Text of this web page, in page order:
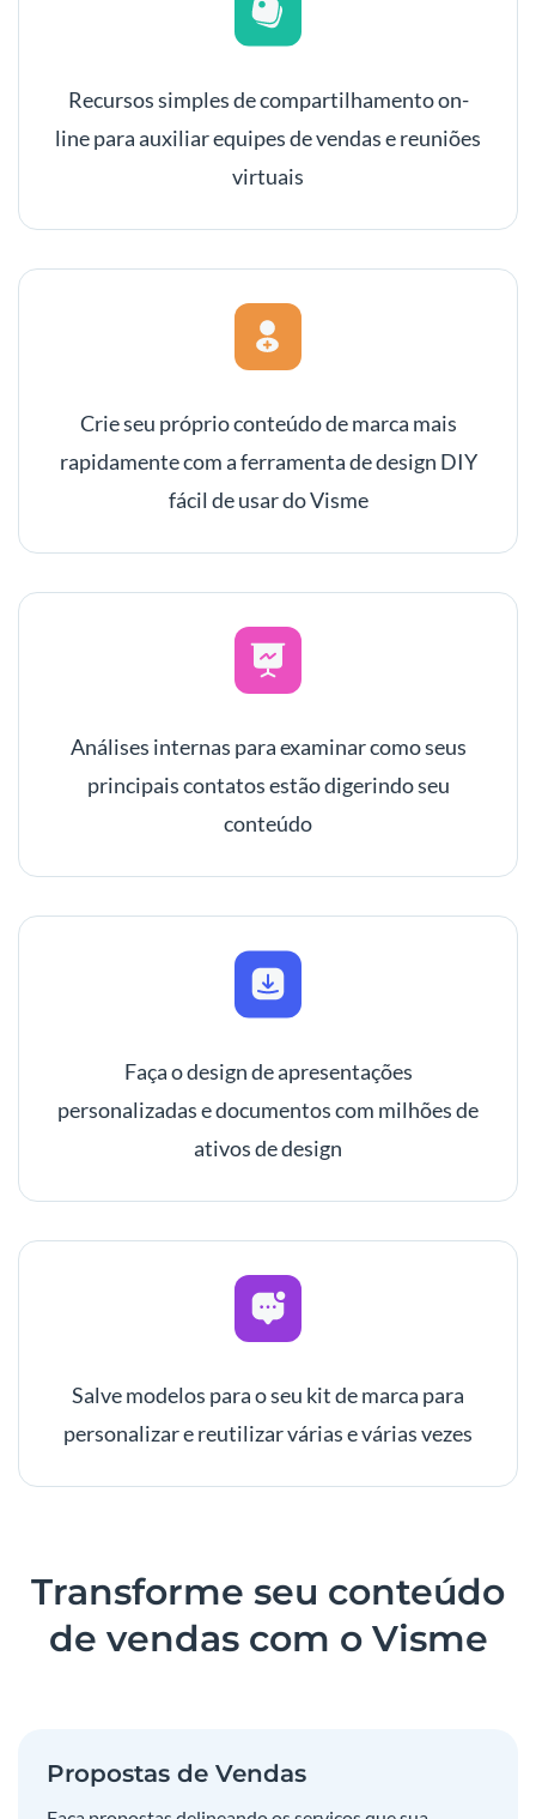
Recursos simples de compartilhamento on-
line para auxiliar equipes de vendas e reuniões
virtuais
Crie seu próprio conteúdo de marca mais
rapidamente com a ferramenta de design DIY
fácil de usar do Visme
Análises internas para examinar como seus
principais contatos estão digerindo seu
conteúdo
Faça o design de apresentações
personalizadas e documentos com milhões de
ativos de design
Salve modelos para o seu kit de marca para
personalizar e reutilizar várias e várias vezes
Transforme seu conteúdo
de vendas com o Visme
Propostas de Vendas